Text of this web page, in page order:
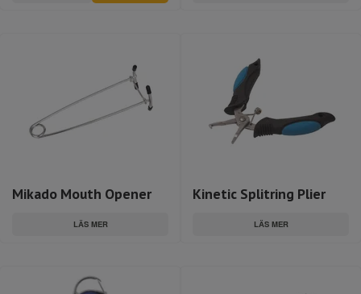
Mikado Mouth Opener
LÄS MER
Kinetic Splitring Plier
LÄS MER